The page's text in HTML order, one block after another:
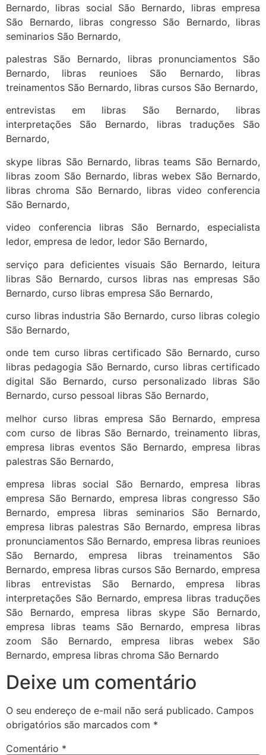
Bernardo, libras social São Bernardo, libras empresa
São Bernardo, libras congresso São Bernardo, libras
seminarios São Bernardo,
palestras São Bernardo, libras pronunciamentos São
Bernardo, libras reunioes São Bernardo, libras
treinamentos São Bernardo, libras cursos São Bernardo,
entrevistas em libras São Bernardo, libras
interpretações São Bernardo, libras traduções São
Bernardo,
skype libras São Bernardo, libras teams São Bernardo,
libras zoom São Bernardo, libras webex São Bernardo,
libras chroma São Bernardo, libras video conferencia
São Bernardo,
video conferencia libras São Bernardo, especialista
ledor, empresa de ledor, ledor São Bernardo,
serviço para deficientes visuais São Bernardo, leitura
libras São Bernardo, cursos libras nas empresas São
Bernardo, curso libras empresa São Bernardo,
curso libras industria São Bernardo, curso libras colegio
São Bernardo,
onde tem curso libras certificado São Bernardo, curso
libras pedagogia São Bernardo, curso libras certificado
digital São Bernardo, curso personalizado libras São
Bernardo, curso pessoal libras São Bernardo,
melhor curso libras empresa São Bernardo, empresa
com curso de libras São Bernardo, treinamento libras,
empresa libras eventos São Bernardo, empresa libras
palestras São Bernardo,
empresa libras social São Bernardo, empresa libras
empresa São Bernardo, empresa libras congresso São
Bernardo, empresa libras seminarios São Bernardo,
empresa libras palestras São Bernardo, empresa libras
pronunciamentos São Bernardo, empresa libras reunioes
São Bernardo, empresa libras treinamentos São
Bernardo, empresa libras cursos São Bernardo, empresa
libras entrevistas São Bernardo, empresa libras
interpretações São Bernardo, empresa libras traduções
São Bernardo, empresa libras skype São Bernardo,
empresa libras teams São Bernardo, empresa libras
zoom São Bernardo, empresa libras webex São
Bernardo, empresa libras chroma São Bernardo
Deixe um comentário
O seu endereço de e-mail não será publicado. Campos
obrigatórios são marcados com *
Comentário *